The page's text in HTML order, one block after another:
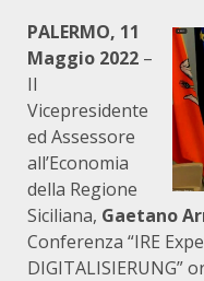
PALERMO, 11
Maggio 2022 –
Il
Vicepresidente
ed Assessore
all’Economia
della Regione
Siciliana, Gaetano
Conferenza “IRE
DIGITALISIERUNG”